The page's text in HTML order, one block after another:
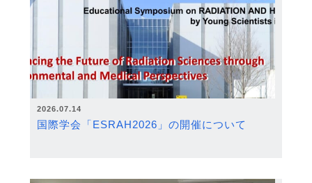
2026.07.14
国際学会「ESRAH2026」の開催について